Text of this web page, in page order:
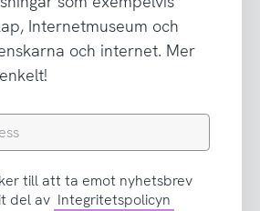
Internetmuseum och
och internet. Mer
till att ta emot nyhetsbrev
del av Integritetspolicyn